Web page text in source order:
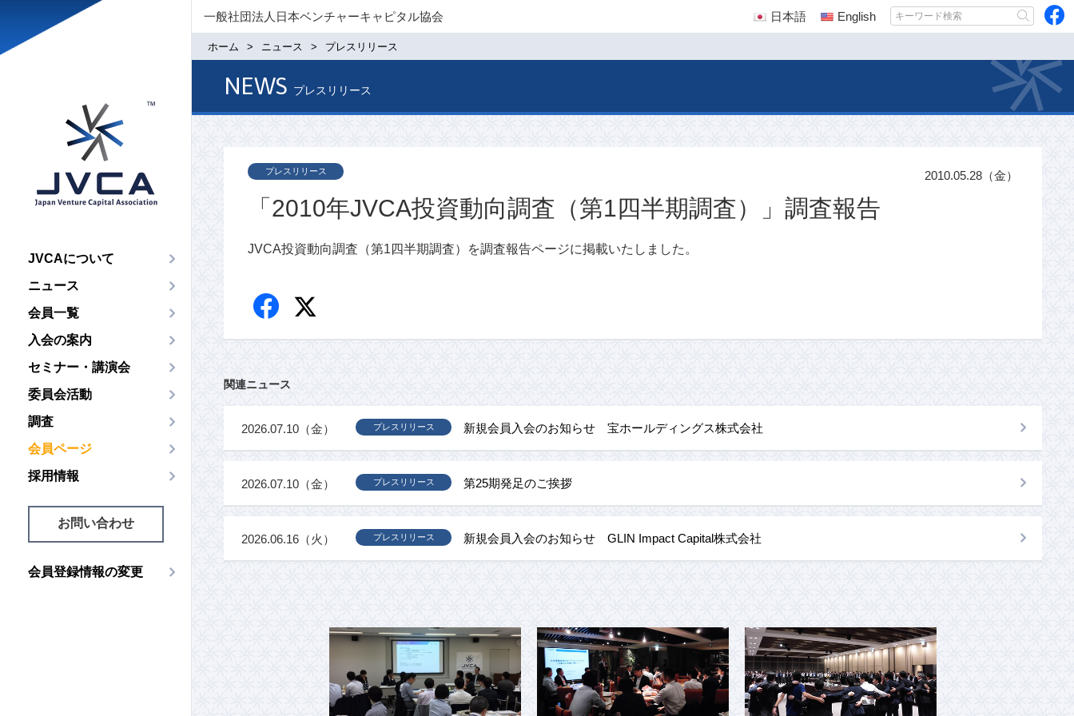
JVCAについて
ニュース
会員一覧
入会の案内
セミナー・講演会
委員会活動
調査
会員ページ
採用情報
お問い合わせ
会員登録情報の変更
一般社団法人日本ベンチャーキャピタル協会 日本語 English
ホーム ニュース プレスリリース
NEWS プレスリリース
「2010年JVCA投資動向調査（第1四半期調査）」調査報告
プレスリリース 2010.05.28（金）
JVCA投資動向調査（第1四半期調査）を調査報告ページに掲載いたしました。
関連ニュース
新規会員入会のお知らせ 宝ホールディングス株式会社
プレスリリース
2026.07.10（金）
第25期発足のご挨拶
プレスリリース
2026.07.10（金）
新規会員入会のお知らせ GLIN Impact Capital株式会社
プレスリリース
2026.06.16（火）